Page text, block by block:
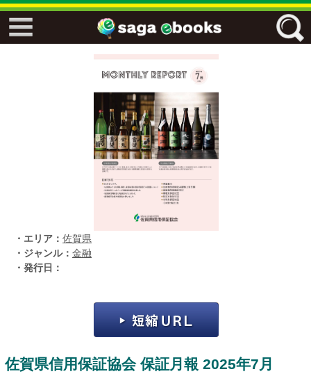
ジャンル
エリア
佐賀ワード
・エリア： 佐賀県
・ジャンル： 金融
・発行日：
佐賀県信用保証協会 保証月報 2025年7月
↓↓ ebooks専用本棚 ↓↓